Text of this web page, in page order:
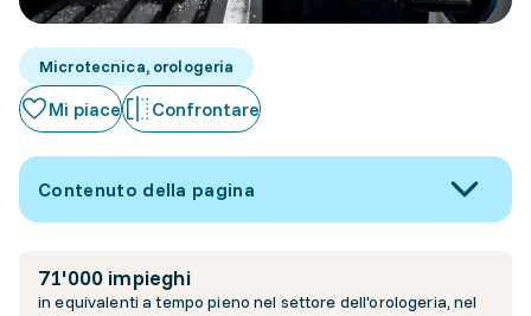
Microtecnica, orologeria
Mi piace Confrontare
Contenuto della pagina
71'000 impieghi
in equivalenti a tempo pieno nel settore dell'orologeria, nel